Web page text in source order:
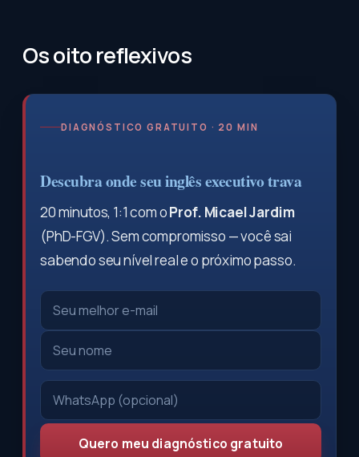
Os oito reflexivos
DIAGNÓSTICO GRATUITO · 20 MIN
Descubra onde seu inglês executivo trava
20 minutos, 1:1 com oProf. Micael Jardim
(PhD-FGV). Sem compromisso — você sai
sabendo seu nível real e o próximo passo.
Quero meu diagnóstico gratuito